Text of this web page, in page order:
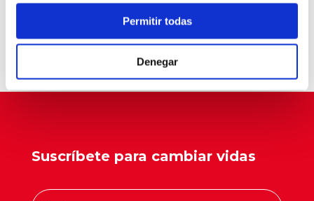
Permitir todas
Denegar
Balia, reconocida como entidad pionera en
Un aula que cambia vidas
Suscríbete para cambiar vidas